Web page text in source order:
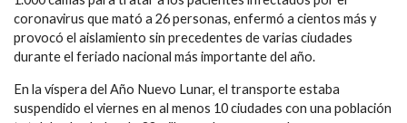
coronavirus que mató a 26 personas, enfermó a cientos más y
provocó el aislamiento sin precedentes de varias ciudades
durante el feriado nacional más importante del año.
En la víspera del Año Nuevo Lunar, el transporte estaba
suspendido el viernes en al menos 10 ciudades con una población